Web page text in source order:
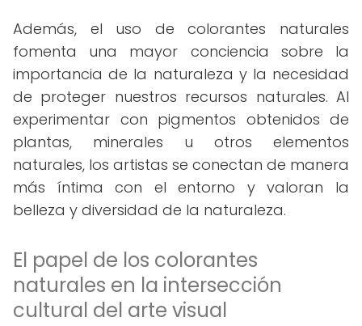
Además, el uso de colorantes naturales
fomenta una mayor conciencia sobre la
importancia de la naturaleza y la necesidad
de proteger nuestros recursos naturales. Al
experimentar con pigmentos obtenidos de
plantas, minerales u otros elementos
naturales, los artistas se conectan de manera
más íntima con el entorno y valoran la
belleza y diversidad de la naturaleza.
El papel de los colorantes
naturales en la intersección
cultural del arte visual